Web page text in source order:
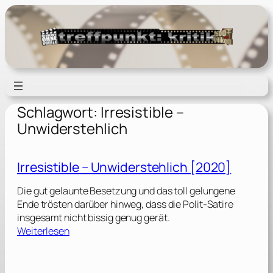
Zum
Inhalt
springen
Schlagwort: Irresistible –
Unwiderstehlich
Irresistible – Unwiderstehlich [2020]
Die gut gelaunte Besetzung und das toll gelungene
Ende trösten darüber hinweg, dass die Polit-Satire
insgesamt nicht bissig genug gerät.
Weiterlesen: